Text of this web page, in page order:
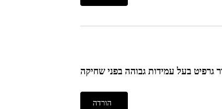
גרפיט בעל עמידות גבוהה בפני שחיקה
הורדה